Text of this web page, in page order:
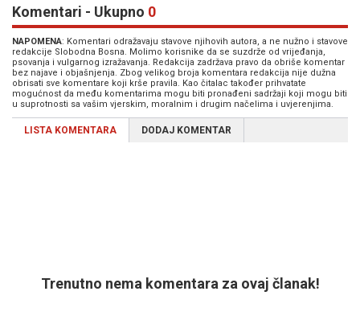
Komentari - Ukupno 0
NAPOMENA: Komentari odražavaju stavove njihovih autora, a ne nužno i stavove
redakcije Slobodna Bosna. Molimo korisnike da se suzdrže od vrijeđanja,
psovanja i vulgarnog izražavanja. Redakcija zadržava pravo da obriše komentar
bez najave i objašnjenja. Zbog velikog broja komentara redakcija nije dužna
obrisati sve komentare koji krše pravila. Kao čitalac također prihvatate
mogućnost da među komentarima mogu biti pronađeni sadržaji koji mogu biti
u suprotnosti sa vašim vjerskim, moralnim i drugim načelima i uvjerenjima.
LISTA KOMENTARA DODAJ KOMENTAR
Trenutno nema komentara za ovaj članak!